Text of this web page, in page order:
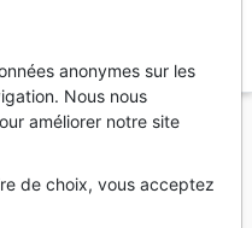
Prière
anonymes sur les
Nous nous
améliorer notre site
de choix, vous acceptez